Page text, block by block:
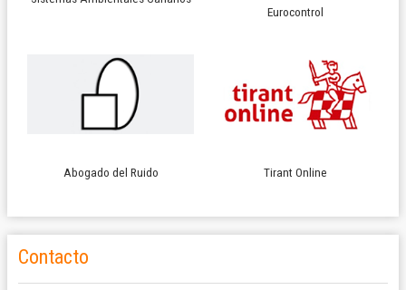
Eurocontrol
Abogado del Ruido Tirant Online
Contacto